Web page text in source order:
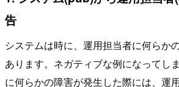
告
システムは時に、運用担当者に何らか
あります。ネガティブな例になってし
に何らかの障害が発生した際には、運